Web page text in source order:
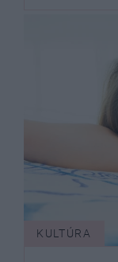
KULTÚRA